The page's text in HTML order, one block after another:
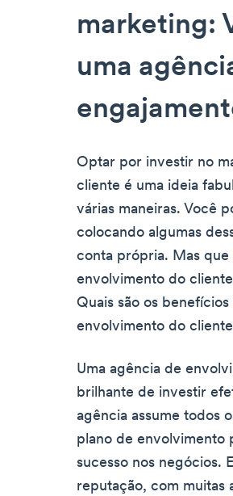
marketing:
uma
Optar por investir no
cliente é uma ideia
várias maneiras. Você
colocando algumas
conta própria. Mas
envolvimento do
Quais são os
envolvimento do
Uma agência de
brilhante de investir
agência assume todos
plano de envolvimento
sucesso nos negócios.
reputação, com muitas